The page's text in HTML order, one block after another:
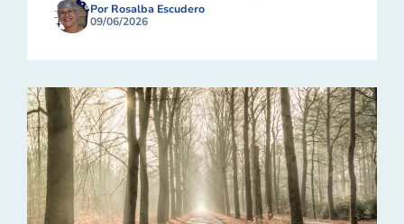
Por Rosalba Escudero
09/06/2026